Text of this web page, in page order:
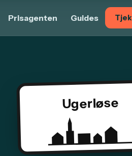
Prisagenten Guides
Ugerløse